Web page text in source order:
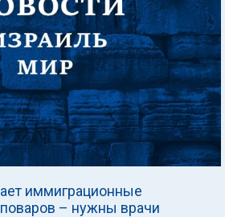
иммиграционные
поваров – нужны врачи